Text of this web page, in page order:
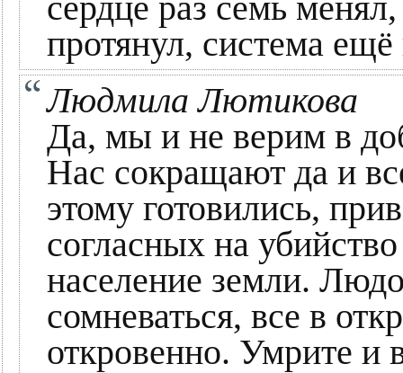
протянул, система ещё
Людмила Лютикова
Да, мы и не верим в
Нас сокращают да и
этому готовились,
согласных на
население земли.
сомневаться, все в
откровенно. Умрите и